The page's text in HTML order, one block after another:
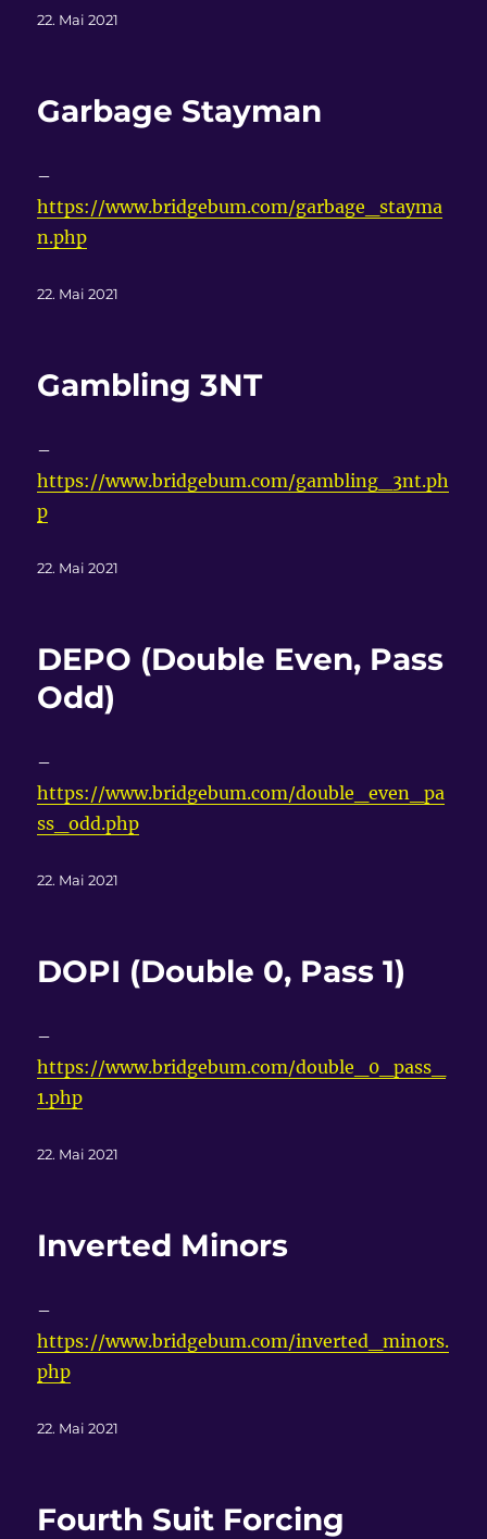
Veröffentlicht
22. Mai 2021
Garbage Stayman
–
https://www.bridgebum.com/garbage_stayma
n.php
Veröffentlicht
22. Mai 2021
Gambling 3NT
–
https://www.bridgebum.com/gambling_3nt.ph
p
Veröffentlicht
22. Mai 2021
DEPO (Double Even, Pass
Odd)
–
https://www.bridgebum.com/double_even_pa
ss_odd.php
Veröffentlicht
22. Mai 2021
DOPI (Double 0, Pass 1)
–
https://www.bridgebum.com/double_0_pass_
1.php
Veröffentlicht
22. Mai 2021
Inverted Minors
–
https://www.bridgebum.com/inverted_minors.
php
Veröffentlicht
22. Mai 2021
Fourth Suit Forcing